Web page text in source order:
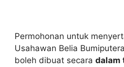
Permohonan untuk
Usahawan Belia
boleh dibuat secara dalam